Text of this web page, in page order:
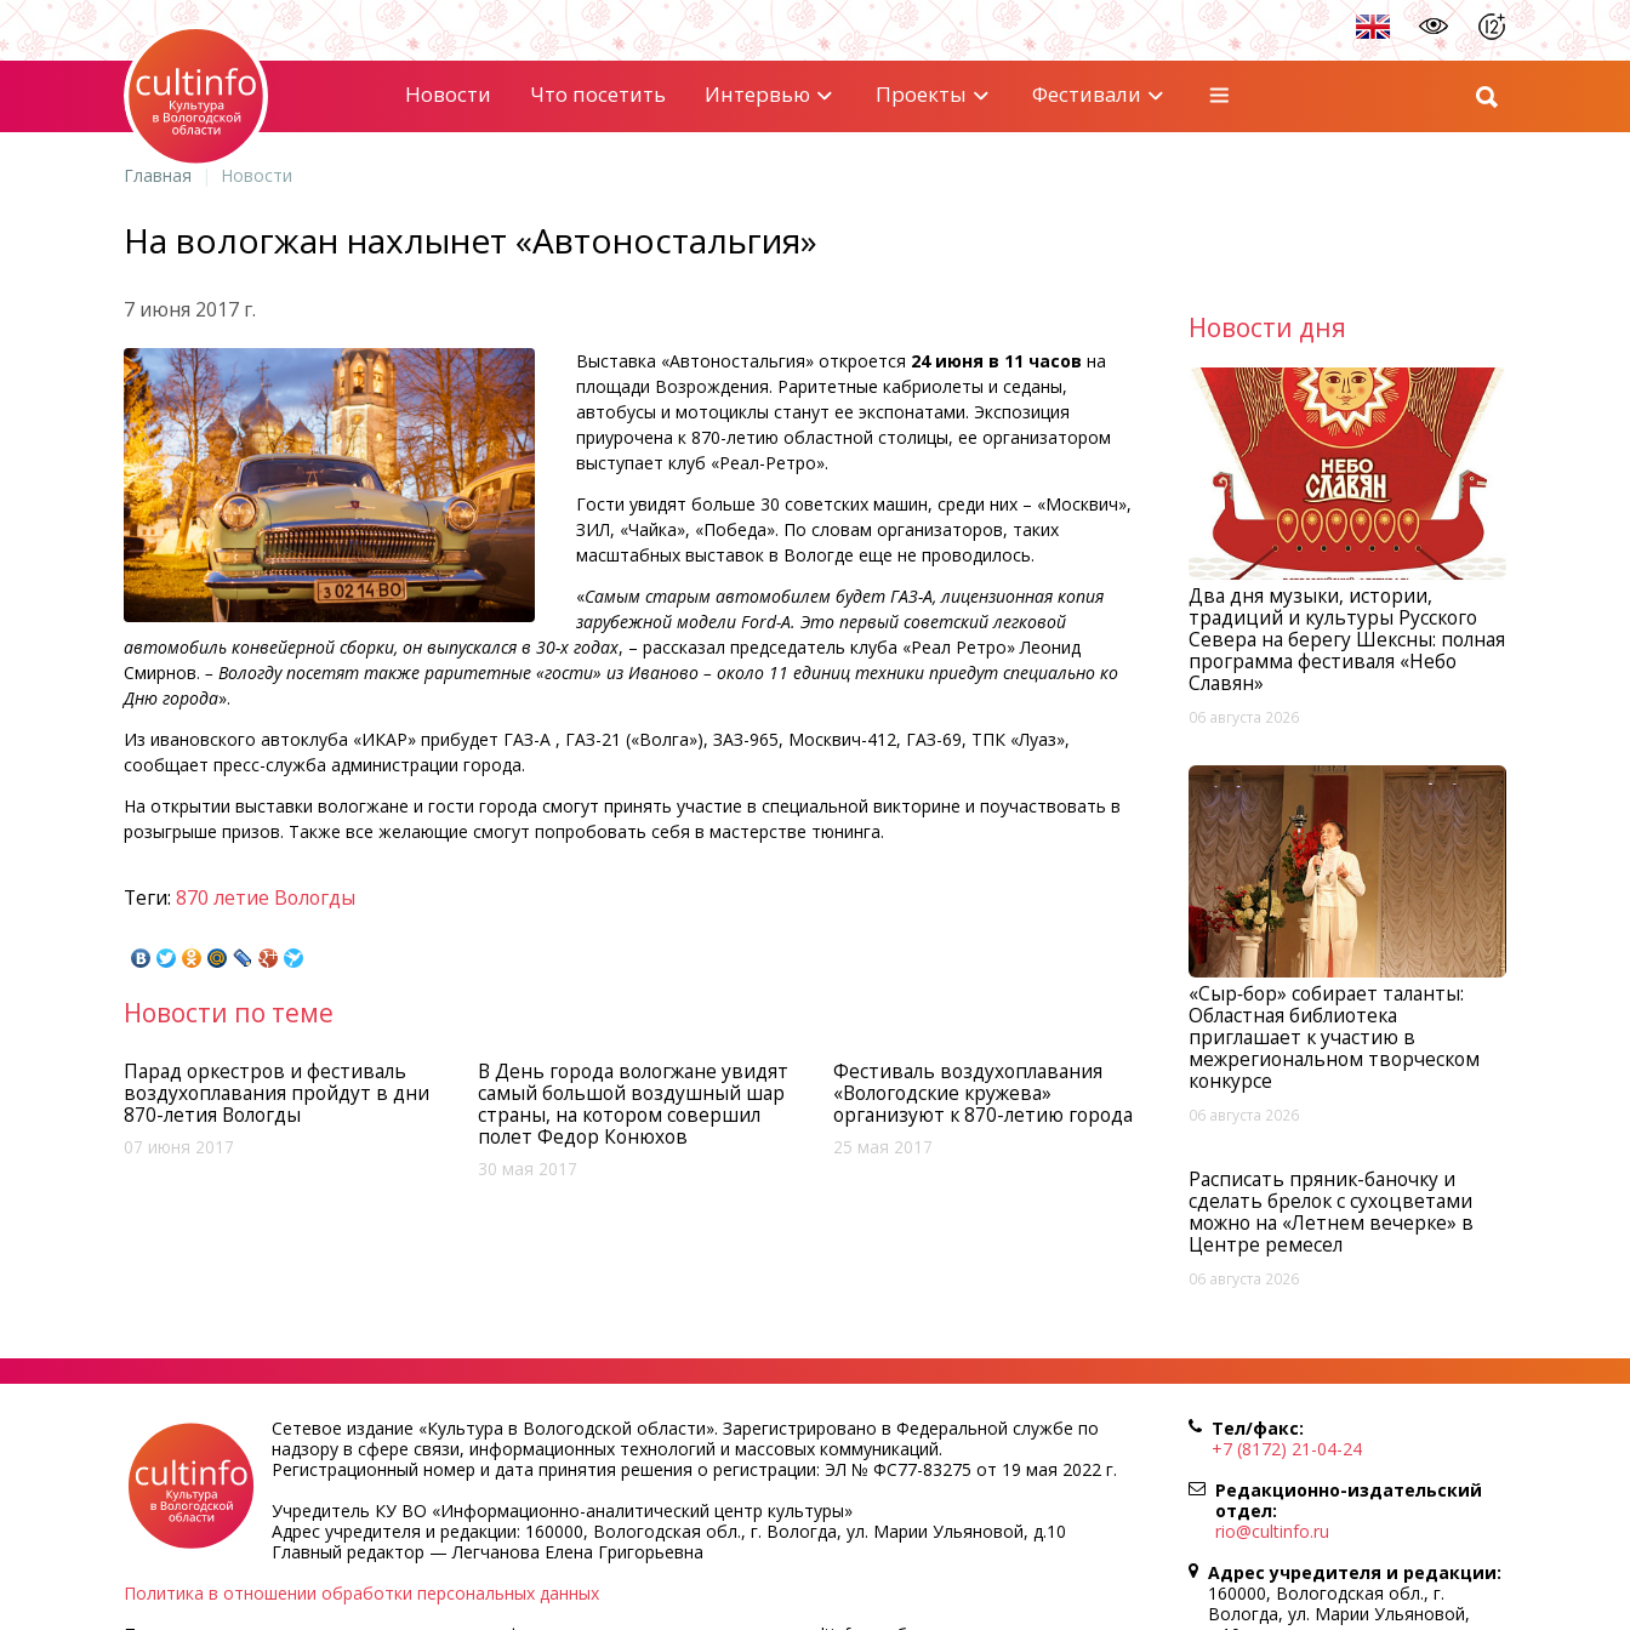
Новости Что посетить Интервью Проекты Фестивали
Главная Новости
На вологжан нахлынет «Автоностальгия»
7 июня 2017 г.
Выставка «Автоностальгия» откроется 24 июня в 11 часов на
площади Возрождения. Раритетные кабриолеты и седаны,
автобусы и мотоциклы станут ее экспонатами. Экспозиция
приурочена к 870-летию областной столицы, ее организатором
выступает клуб «Реал-Ретро».
Гости увидят больше 30 советских машин, среди них – «Москвич»,
ЗИЛ, «Чайка», «Победа». По словам организаторов, таких
масштабных выставок в Вологде еще не проводилось.
«Самым старым автомобилем будет ГАЗ-А, лицензионная копия
зарубежной модели Ford-A. Это первый советский легковой
автомобиль конвейерной сборки, он выпускался в 30-х годах, – рассказал председатель клуба «Реал Ретро» Леонид
Смирнов. – Вологду посетят также раритетные «гости» из Иваново – около 11 единиц техники приедут специально ко
Дню города».
Из ивановского автоклуба «ИКАР» прибудет ГАЗ-А , ГАЗ-21 («Волга»), ЗАЗ-965, Москвич-412, ГАЗ-69, ТПК «Луаз»,
сообщает пресс-служба администрации города.
На открытии выставки вологжане и гости города смогут принять участие в специальной викторине и поучаствовать в
розыгрыше призов. Также все желающие смогут попробовать себя в мастерстве тюнинга.
Теги: 870 летие Вологды
Новости по теме
Парад оркестров и фестиваль
воздухоплавания пройдут в дни
870-летия Вологды
07 июня 2017
В День города вологжане увидят
самый большой воздушный шар
страны, на котором совершил
полет Федор Конюхов
30 мая 2017
Фестиваль воздухоплавания
«Вологодские кружева»
организуют к 870-летию города
25 мая 2017
Новости дня
Два дня музыки, истории,
традиций и культуры Русского
Севера на берегу Шексны: полная
программа фестиваля «Небо
Славян»
06 августа 2026
«Сыр‑бор» собирает таланты:
Областная библиотека
приглашает к участию в
межрегиональном творческом
конкурсе
06 августа 2026
Расписать пряник-баночку и
сделать брелок с сухоцветами
можно на «Летнем вечерке» в
Центре ремесел
06 августа 2026
Сетевое издание «Культура в Вологодской области». Зарегистрировано в Федеральной службе по
надзору в сфере связи, информационных технологий и массовых коммуникаций.
Регистрационный номер и дата принятия решения о регистрации: ЭЛ № ФС77-83275 от 19 мая 2022 г.
Учредитель КУ ВО «Информационно-аналитический центр культуры»
Адрес учредителя и редакции: 160000, Вологодская обл., г. Вологда, ул. Марии Ульяновой, д.10
Главный редактор — Легчанова Елена Григорьевна
Политика в отношении обработки персональных данных
Тел/факс:
+7 (8172) 21-04-24
Редакционно-издательский
отдел:
rio@cultinfo.ru
Адрес учредителя и редакции:
160000, Вологодская обл., г.
Вологда, ул. Марии Ульяновой,